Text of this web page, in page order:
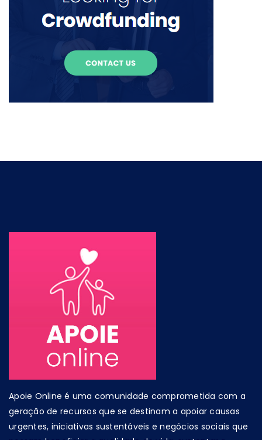
Apoie Online é uma comunidade comprometida com a
geração de recursos que se destinam a apoiar causas
urgentes, iniciativas sustentáveis e negócios sociais que